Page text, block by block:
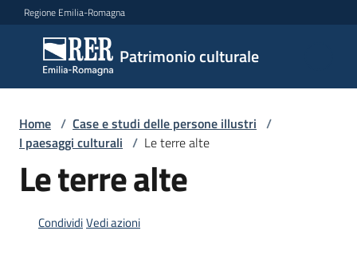
Vai al contenuto
Vai alla navigazione
Vai al footer
Regione Emilia-Romagna
Patrimonio culturale
Patrimonio
culturale
Argomenti
Home / Case e studi delle persone illustri /
I paesaggi culturali / Le terre alte
Le terre alte
CondividiVedi azioni